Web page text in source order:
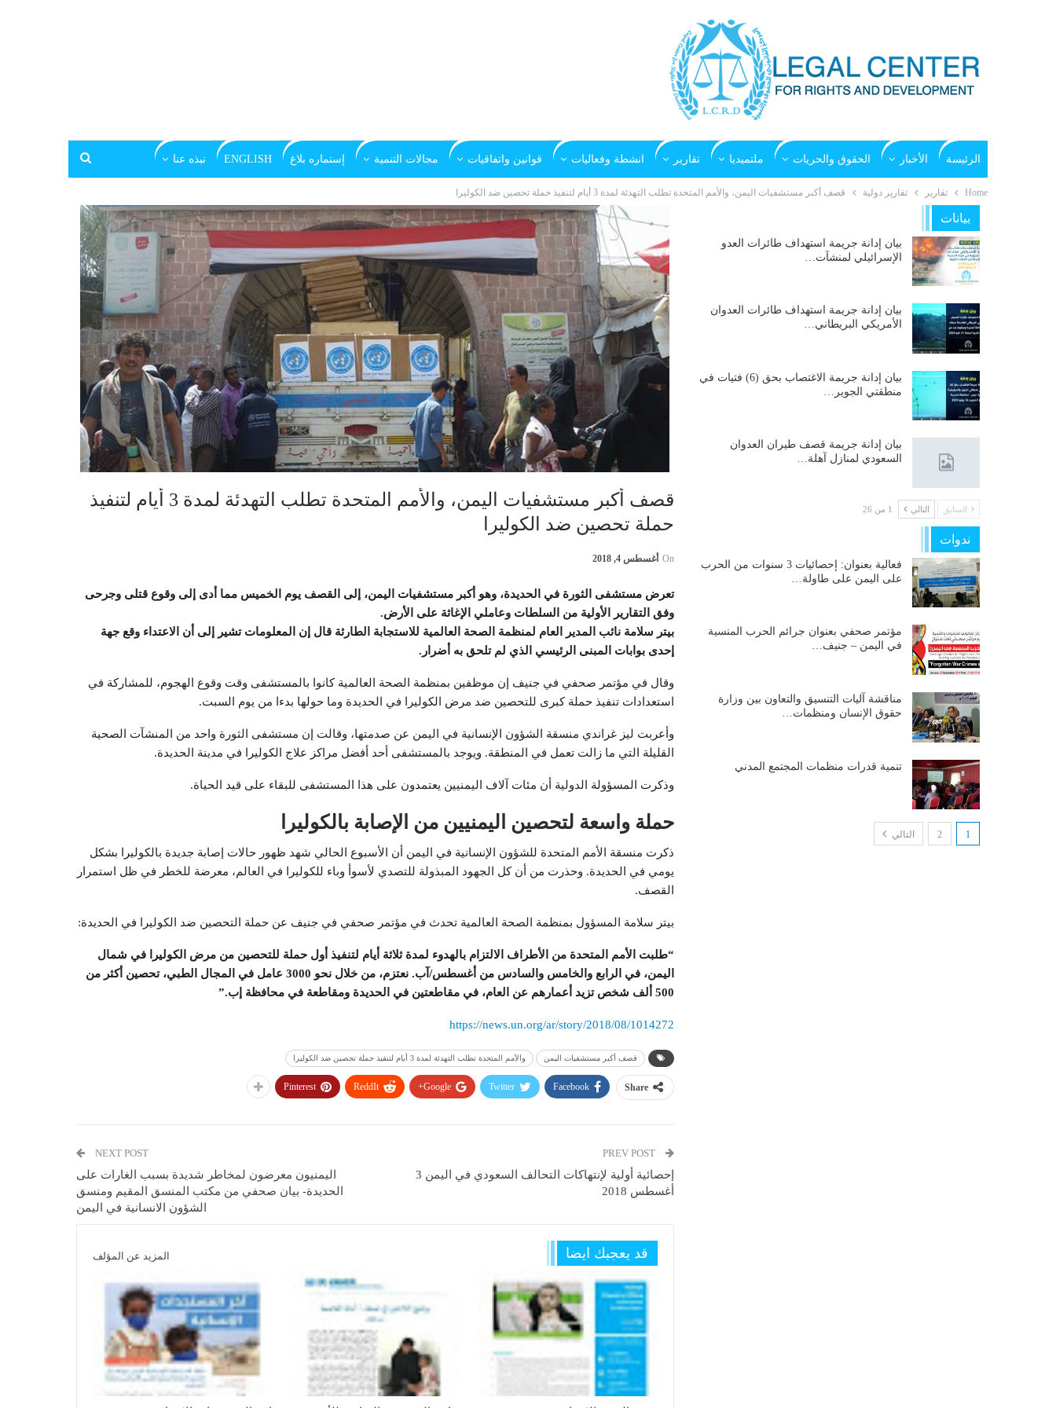
الرئيسة الأخبار الحقوق والحريات ملتميديا تقارير انشطة وفعاليات قوانين واتفاقيات مجالات التنمية إستماره بلاغ ENGLISH نبذه عنا
Home تقارير تقارير دولية قصف أكبر مستشفيات اليمن، والأمم المتحدة تطلب التهدئة لمدة 3 أيام لتنفيذ حملة تحصين ضد الكوليرا
قصف أكبر مستشفيات اليمن، والأمم المتحدة تطلب التهدئة لمدة 3 أيام لتنفيذ
حملة تحصين ضد الكوليرا
On أغسطس 4, 2018
تعرض مستشفى الثورة في الحديدة، وهو أكبر مستشفيات اليمن، إلى القصف يوم الخميس مما أدى إلى وقوع قتلى وجرحى
وفق التقارير الأولية من السلطات وعاملي الإغاثة على الأرض.
بيتر سلامة نائب المدير العام لمنظمة الصحة العالمية للاستجابة الطارئة قال إن المعلومات تشير إلى أن الاعتداء وقع جهة
إحدى بوابات المبنى الرئيسي الذي لم تلحق به أضرار.
وقال في مؤتمر صحفي في جنيف إن موظفين بمنظمة الصحة العالمية كانوا بالمستشفى وقت وقوع الهجوم، للمشاركة في
استعدادات تنفيذ حملة كبرى للتحصين ضد مرض الكوليرا في الحديدة وما حولها بدءا من يوم السبت.
وأعربت ليز غراندي منسقة الشؤون الإنسانية في اليمن عن صدمتها، وقالت إن مستشفى الثورة واحد من المنشآت الصحية
القليلة التي ما زالت تعمل في المنطقة. ويوجد بالمستشفى أحد أفضل مراكز علاج الكوليرا في مدينة الحديدة.
وذكرت المسؤولة الدولية أن مئات آلاف اليمنيين يعتمدون على هذا المستشفى للبقاء على قيد الحياة.
حملة واسعة لتحصين اليمنيين من الإصابة بالكوليرا
ذكرت منسقة الأمم المتحدة للشؤون الإنسانية في اليمن أن الأسبوع الحالي شهد ظهور حالات إصابة جديدة بالكوليرا بشكل
يومي في الحديدة. وحذرت من أن كل الجهود المبذولة للتصدي لأسوأ وباء للكوليرا في العالم، معرضة للخطر في ظل استمرار
القصف.
بيتر سلامة المسؤول بمنظمة الصحة العالمية تحدث في مؤتمر صحفي في جنيف عن حملة التحصين ضد الكوليرا في الحديدة:
“طلبت الأمم المتحدة من الأطراف الالتزام بالهدوء لمدة ثلاثة أيام لتنفيذ أول حملة للتحصين من مرض الكوليرا في شمال
اليمن، في الرابع والخامس والسادس من أغسطس/آب. نعتزم، من خلال نحو 3000 عامل في المجال الطبي، تحصين أكثر من
500 ألف شخص تزيد أعمارهم عن العام، في مقاطعتين في الحديدة ومقاطعة في محافظة إب.”
https://news.un.org/ar/story/2018/08/1014272
قصف أكبر مستشفيات اليمن والأمم المتحدة تطلب التهدئة لمدة 3 أيام لتنفيذ حملة تحصين ضد الكوليرا
Share
Facebook
Twitter
Google+
ReddIt
Pinterest
PREV POST
إحصائية أولية لإنتهاكات التحالف السعودي في اليمن 3
أغسطس 2018
NEXT POST
اليمنيون معرضون لمخاطر شديدة بسبب الغارات على
الحديدة- بيان صحفي من مكتب المنسق المقيم ومنسق
الشؤون الانسانية في اليمن
قد يعجبك ايضا المزيد عن المؤلف
بيانات
بيان إدانة جريمة استهداف طائرات العدو
الإسرائيلي لمنشآت…
بيان إدانة جريمة استهداف طائرات العدوان
الأمريكي البريطاني…
بيان إدانة جريمة الاغتصاب بحق (6) فتيات في
منطقتي الجوير…
بيان إدانة جريمة قصف طيران العدوان
السعودي لمنازل آهلة…
السابق التالي 1 من 26
ندوات
فعالية بعنوان: إحصائيات 3 سنوات من الحرب
على اليمن على طاولة…
مؤتمر صحفي بعنوان جرائم الحرب المنسية
في اليمن – جنيف…
مناقشة آليات التنسيق والتعاون بين وزارة
حقوق الإنسان ومنظمات…
تنمية قدرات منظمات المجتمع المدني
1
2 التالي